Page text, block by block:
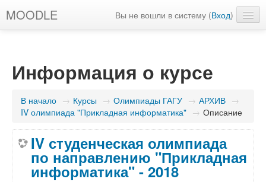
MOODLE Вы не вошли в систему (Вход)
Информация о курсе
В начало → Курсы → Олимпиады ГАГУ → АРХИВ →
IV олимпиада "Прикладная информатика" → Описание
IV студенческая олимпиада
по направлению "Прикладная
информатика" - 2018